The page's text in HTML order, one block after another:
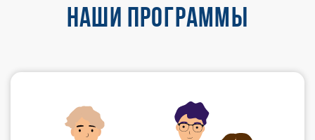
НАШИ ПРОГРАММЫ